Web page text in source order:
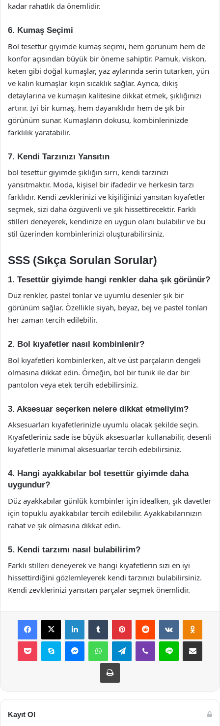
kadar rahatlık da önemlidir.
6. Kumaş Seçimi
Bol tesettür giyimde kumaş seçimi, hem görünüm hem de
konfor açısından büyük bir öneme sahiptir. Pamuk, viskon,
keten gibi doğal kumaşlar, yaz aylarında serin tutarken, yün
ve kalın kumaşlar kışın sıcaklık sağlar. Ayrıca, dikiş
detaylarına ve kumaşın kalitesine dikkat etmek, şıklığınızı
artırır. İyi bir kumaş, hem dayanıklıdır hem de şık bir
görünüm sunar. Kumaşların dokusu, kombinlerinizde
farklılık yaratabilir.
7. Kendi Tarzınızı Yansıtın
bol tesettür giyimde şıklığın sırrı, kendi tarzınızı
yansıtmaktır. Moda, kişisel bir ifadedir ve herkesin tarzı
farklıdır. Kendi zevklerinizi ve kişiliğinizi yansıtan kıyafetler
seçmek, sizi daha özgüvenli ve şık hissettirecektir. Farklı
stilleri deneyerek, kendinize en uygun olanı bulabilir ve bu
stil üzerinden kombinlerinizi oluşturabilirsiniz.
SSS (Sıkça Sorulan Sorular)
1. Tesettür giyimde hangi renkler daha şık görünür?
Düz renkler, pastel tonlar ve uyumlu desenler şık bir
görünüm sağlar. Özellikle siyah, beyaz, bej ve pastel tonları
her zaman tercih edilebilir.
2. Bol kıyafetler nasıl kombinlenir?
Bol kıyafetleri kombinlerken, alt ve üst parçaların dengeli
olmasına dikkat edin. Örneğin, bol bir tunik ile dar bir
pantolon veya etek tercih edebilirsiniz.
3. Aksesuar seçerken nelere dikkat etmeliyim?
Aksesuarları kıyafetlerinizle uyumlu olacak şekilde seçin.
Kıyafetleriniz sade ise büyük aksesuarlar kullanabilir, desenli
kıyafetlerle minimal aksesuarlar tercih edebilirsiniz.
4. Hangi ayakkabılar bol tesettür giyimde daha
uygundur?
Düz ayakkabılar günlük kombinler için idealken, şık davetler
için topuklu ayakkabılar tercih edilebilir. Ayakkabılarınızın
rahat ve şık olmasına dikkat edin.
5. Kendi tarzımı nasıl bulabilirim?
Farklı stilleri deneyerek ve hangi kıyafetlerin sizi en iyi
hissettirdiğini gözlemleyerek kendi tarzınızı bulabilirsiniz.
Kendi zevklerinizi yansıtan parçalar seçmek önemlidir.
Facebook
X LinkedInTumblr PinterestReddit VKontakte
Pocket Skype MessengerWhatsAppTelegramViber Line E-Posta ile
Yazdır
Kayıt Ol